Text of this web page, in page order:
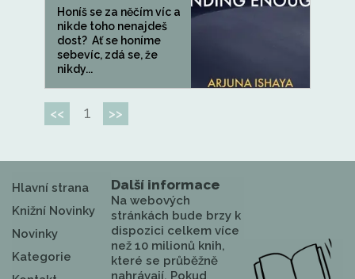
Honíš se za něčím víc a
nikde toho nenajdeš
dost? Ať se honíme
sebevíc, zdá se, že
nikdy...
<< 1 >>
Hlavní strana
Knižní Novinky
Novinky
Kategorie
Další informace
Na webových
stránkách bude brzy k
dispozici celkem více
než 10 milionů knih,
které se průběžně
nahrávají. Pokud